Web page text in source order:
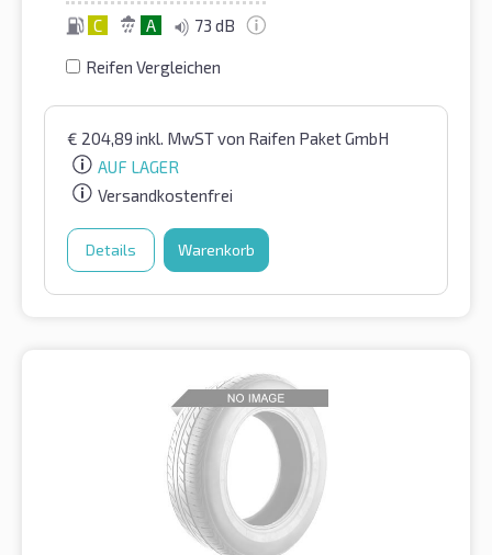
C A 73 dB
Reifen Vergleichen
€ 204,89 inkl. MwSTvon Raifen Paket GmbH
AUF LAGER
Versandkostenfrei
Details Warenkorb